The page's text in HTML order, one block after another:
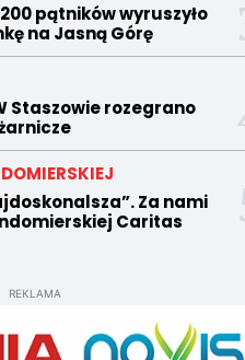
pątników wyruszyło
na Jasną Górę
Staszowie rozegrano
Za nami
Caritas
REKLAMA